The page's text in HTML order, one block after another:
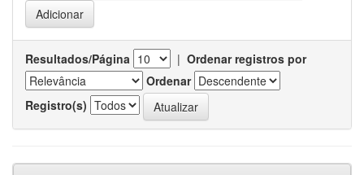
Resultados/Página | Ordenar registros por
Ordenar
Registro(s)